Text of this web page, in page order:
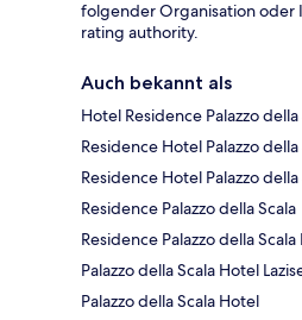
folgender Organisation oder
rating authority.
Auch bekannt als
Hotel Residence Palazzo della
Residence Hotel Palazzo della
Residence Hotel Palazzo della
Residence Palazzo della Scala
Residence Palazzo della Scala
Palazzo della Scala Hotel
Palazzo della Scala Hotel